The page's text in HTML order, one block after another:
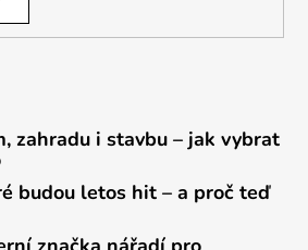
zahradu i stavbu – jak vybrat
budou letos hit – a proč teď